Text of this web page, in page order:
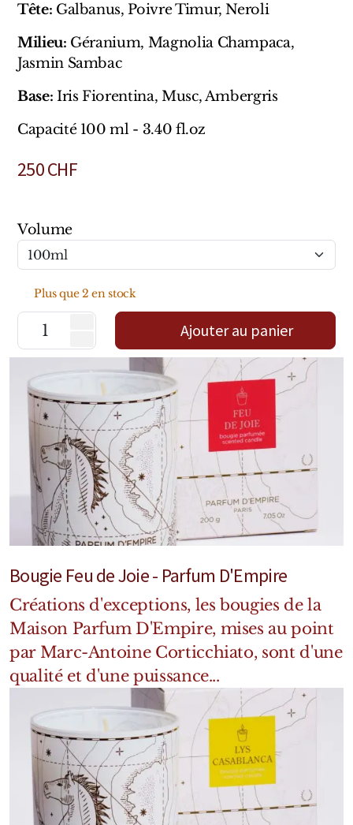
Tête: Galbanus, Poivre Timur, Neroli
Milieu: Géranium, Magnolia Champaca,
Jasmin Sambac
Base: Iris Fiorentina, Musc, Ambergris
Capacité 100 ml - 3.40 fl.oz
250CHF
Volume
Plus que 2 en stock
Ajouter au panier
Bougie Feu de Joie - Parfum D'Empire
Créations d'exceptions, les bougies de la
Maison Parfum D'Empire, mises au point
par Marc-Antoine Corticchiato, sont d'une
qualité et d'une puissance...
Profumum Roma
Marques Suisses
Créateur Olfactif Genève
Pernoire
Marques Néerlandaises
Pure Distance
Marques Anglaises
Marques Argentines
Altaia
Pour Lui
Mixte
Bougies
Diffuseurs